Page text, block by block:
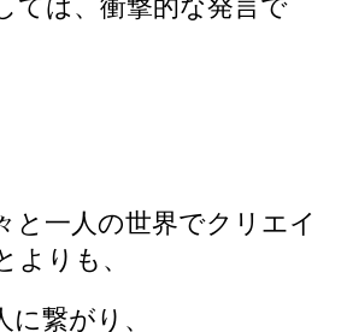
と一人の世界でクリエイ
よりも、
繋がり、